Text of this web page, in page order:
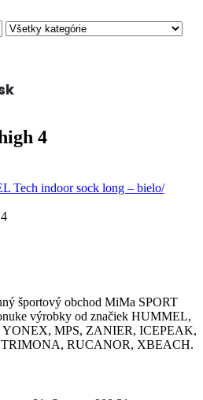
4
Tech indoor sock long – bielo/
športový obchod MiMa SPORT
výrobky od značiek HUMMEL,
MPS, ZANIER, ICEPEAK,
RUCANOR, XBEACH.